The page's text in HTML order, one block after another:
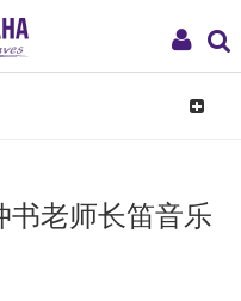
My
Toggle
老师长笛音乐